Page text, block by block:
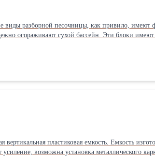
виды разборной песочницы, как привило, имеют
огораживают сухой бассейн. Эти блоки имеют
сборка песочницы доставляет малышам
использование специального
элемента песочницы: 126х26х30см Масса
пластиковая емкость. Емкость
возможна установка металлического